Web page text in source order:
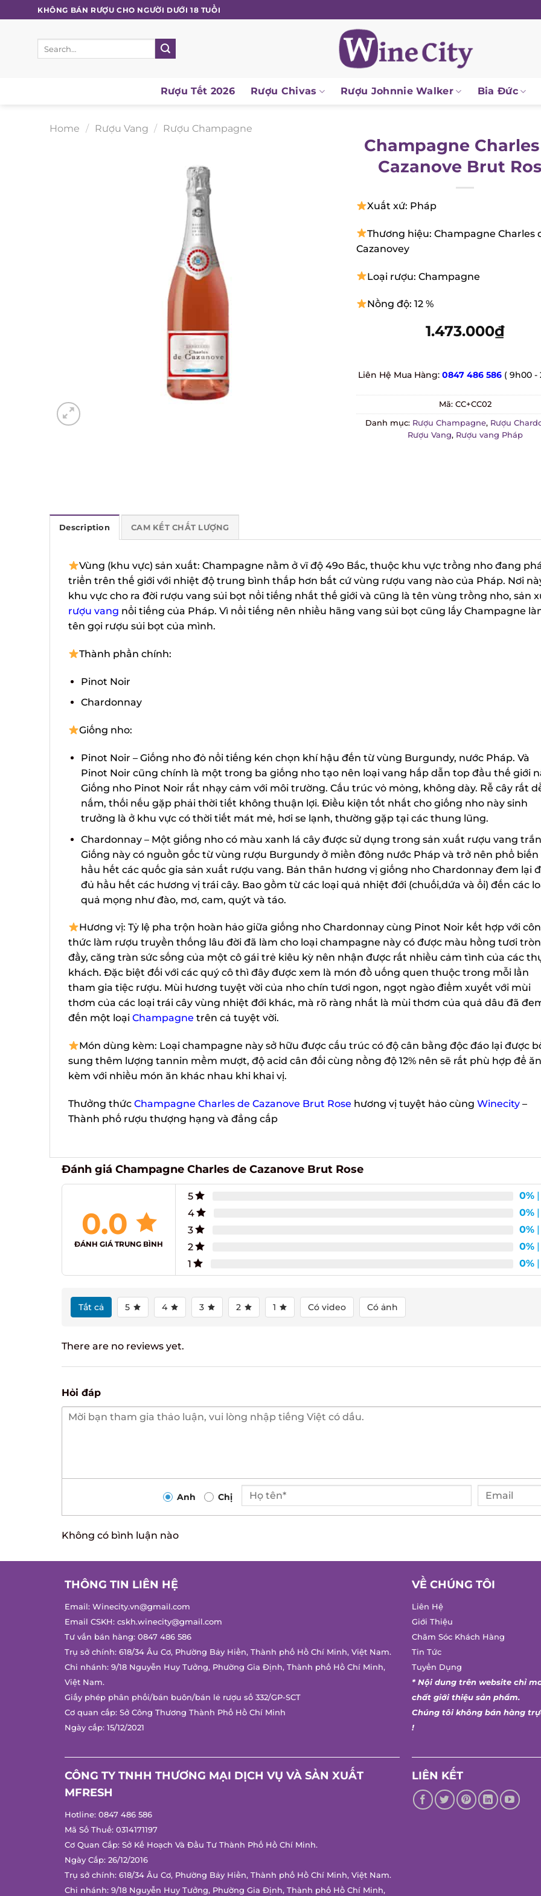
to
content
KHÔNG BÁN RƯỢU CHO NGƯỜI DƯỚI 18 TUỔI
Rượu Tết 2026 Rượu Chivas Rượu Johnnie Walker Bia Đức
Home Rượu Vang Rượu Champagne
Champagne Charles
Cazanove Brut
Xuất xứ: Pháp
Thương hiệu: Champagne Charles
Cazanovey
Loại rượu: Champagne
Nồng độ: 12 %
1.473.000₫
Liên Hệ Mua Hàng:0847 486 586 ( 9h00 -
Mã:CC+CC02
Danh mục:Rượu Champagne,Rượu
Rượu Vang,Rượu vang Pháp
Description CAM KẾT CHẤT LƯỢNG
Vùng (khu vực) sản xuất: Champagne nằm ở vĩ độ 49o Bắc, thuộc khu vực trồng nho đang
triển trên thế giới với nhiệt độ trung bình thấp hơn bất cứ vùng rượu vang nào của Pháp. Nơi
khu vực cho ra đời rượu vang sủi bọt nổi tiếng nhất thế giới và cũng là tên vùng trồng nho, sản
rượu vangnổi tiếng của Pháp. Vì nổi tiếng nên nhiều hãng vang sủi bọt cũng lấy Champagne
tên gọi rượu sủi bọt của mình.
Thành phần chính:
Pinot Noir
Chardonnay
Giống nho:
Pinot Noir – Giống nho đỏ nổi tiếng kén chọn khí hậu đến từ vùng Burgundy, nước Pháp. Và
Pinot Noir cũng chính là một trong ba giống nho tạo nên loại vang hấp dẫn top đầu thế giới
Giống nho Pinot Noir rất nhạy cảm với môi trường. Cấu trúc vỏ mỏng, không dày. Rễ cây rất
nấm, thối nếu gặp phải thời tiết không thuận lợi. Điều kiện tốt nhất cho giống nho này sinh
trưởng là ở khu vực có thời tiết mát mẻ, hơi se lạnh, thường gặp tại các thung lũng.
Chardonnay – Một giống nho có màu xanh lá cây được sử dụng trong sản xuất rượu vang
Giống này có nguồn gốc từ vùng rượu Burgundy ở miền đông nước Pháp và trở nên phổ biến
hầu hết các quốc gia sản xuất rượu vang. Bản thân hương vị giống nho Chardonnay đem lại
đủ hầu hết các hương vị trái cây. Bao gồm từ các loại quả nhiệt đới (chuối,dứa và ổi) đến các
quả mọng như đào, mơ, cam, quýt và táo.
Hương vị: Tỷ lệ pha trộn hoàn hảo giữa giống nho Chardonnay cùng Pinot Noir kết hợp với
thức làm rượu truyền thống lâu đời đã làm cho loại champagne này có được màu hồng tươi tròn
đầy, căng tràn sức sống của một cô gái trẻ kiêu kỳ nên nhận được rất nhiều cảm tình của các
khách. Đặc biệt đối với các quý cô thì đây được xem là món đồ uống quen thuộc trong mỗi lần
tham gia tiệc rượu. Mùi hương tuyệt vời của nho chín tươi ngon, ngọt ngào điểm xuyết với mùi
thơm của các loại trái cây vùng nhiệt đới khác, mà rõ ràng nhất là mùi thơm của quả dâu đã đem
đến một loạiChampagnetrên cả tuyệt vời.
Món dùng kèm: Loại champagne này sở hữu được cấu trúc có độ cân bằng độc đáo lại được bổ
sung thêm lượng tannin mềm mượt, độ acid cân đối cùng nồng độ 12% nên sẽ rất phù hợp để ăn
kèm với nhiều món ăn khác nhau khi khai vị.
Thưởng thứcChampagne Charles de Cazanove Brut Rosehương vị tuyệt hảo cùngWinecity–
Thành phố rượu thượng hạng và đẳng cấp
Đánh giá Champagne Charles de Cazanove Brut Rose
0.0
ĐÁNH GIÁ TRUNG BÌNH
5 0%|
4
0%|
3
0%|
2
0%|
0%|
Tất cả 5 4 3 2 1 Có video Có ảnh
There are no reviews yet.
Hỏi đáp
Anh Chị
Không có bình luận nào
THÔNG TIN LIÊN HỆ
Email:Winecity.vn@gmail.com
Email CSKH:cskh.winecity@gmail.com
Tư vấn bán hàng:0847 486 586
Trụ sở chính: 618/34 Âu Cơ, Phường Bảy Hiền, Thành phố Hồ Chí Minh, Việt Nam.
Chi nhánh: 9/18 Nguyễn Huy Tưởng, Phường Gia Định, Thành phố Hồ Chí Minh,
Việt Nam.
Giấy phép phân phối/bán buôn/bán lẻ rượu số 332/GP-SCT
Cơ quan cấp: Sở Công Thương Thành Phố Hồ Chí Minh
Ngày cấp: 15/12/2021
VỀ CHÚNG TÔI
Liên Hệ
Giới Thiệu
Chăm Sóc Khách Hàng
Tin Tức
Tuyển Dụng
* Nội dung trên website chỉ
chất giới thiệu sản phẩm.
Chúng tôi không bán hàng
CÔNG TY TNHH THƯƠNG MẠI DỊCH VỤ VÀ SẢN XUẤT
MFRESH
Hotline:0847 486 586
Mã Số Thuế: 0314171197
Cơ Quan Cấp: Sở Kế Hoạch Và Đầu Tư Thành Phố Hồ Chí Minh.
Ngày Cấp: 26/12/2016
Trụ sở chính: 618/34 Âu Cơ, Phường Bảy Hiền, Thành phố Hồ Chí Minh, Việt Nam.
Chi nhánh: 9/18 Nguyễn Huy Tưởng, Phường Gia Định, Thành phố Hồ Chí Minh,
LIÊN KẾT